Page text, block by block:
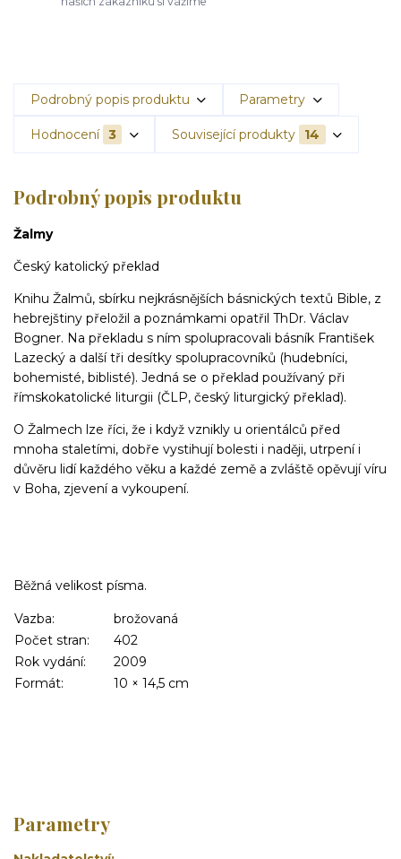
Podrobný popis produktu Parametry
Hodnocení 3 Související produkty 14
Podrobný popis produktu
Žalmy
Český katolický překlad
Knihu Žalmů, sbírku nejkrásnějších básnických textů Bible, z
hebrejštiny přeložil a poznámkami opatřil ThDr. Václav
Bogner. Na překladu s ním spolupracovali básník František
Lazecký a další tři desítky spolupracovníků (hudebníci,
bohemisté, biblisté). Jedná se o překlad používaný při
římskokatolické liturgii (ČLP, český liturgický překlad).
O Žalmech lze říci, že i když vznikly u orientálců před
mnoha staletími, dobře vystihují bolesti i naději, utrpení i
důvěru lidí každého věku a každé země a zvláště opěvují víru
v Boha, zjevení a vykoupení.
Běžná velikost písma.
Vazba:
brožovaná
Počet stran:
402
Rok vydání:
2009
Formát:
10 × 14,5 cm
Parametry